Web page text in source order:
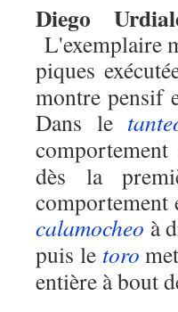
Diego
L'exemplaire
piques
montre pensif
Dans le
dès la
comportement
calamocheo à
puis le toro
entière à bout